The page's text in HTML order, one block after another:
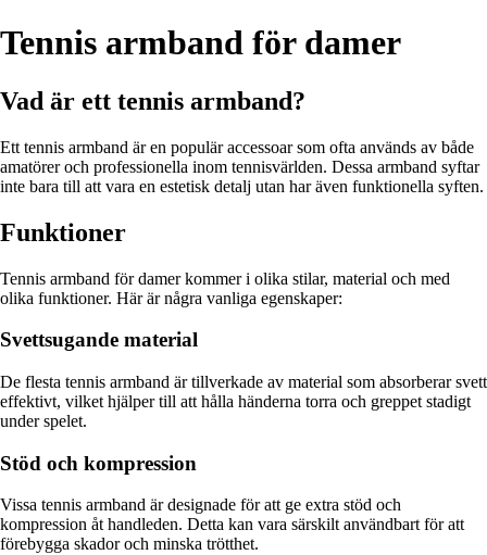
Tennis armband för damer
Vad är ett tennis armband?
Ett tennis armband är en populär accessoar som ofta används av både
amatörer och professionella inom tennisvärlden. Dessa armband syftar
inte bara till att vara en estetisk detalj utan har även funktionella syften.
Funktioner
Tennis armband för damer kommer i olika stilar, material och med
olika funktioner. Här är några vanliga egenskaper:
Svettsugande material
De flesta tennis armband är tillverkade av material som absorberar svett
effektivt, vilket hjälper till att hålla händerna torra och greppet stadigt
under spelet.
Stöd och kompression
Vissa tennis armband är designade för att ge extra stöd och
kompression åt handleden. Detta kan vara särskilt användbart för att
förebygga skador och minska trötthet.